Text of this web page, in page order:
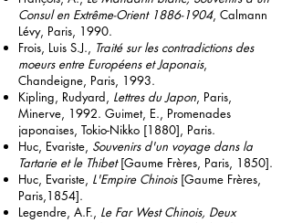
Consul en Extrême-Orient 1886-1904, Calmann
Lévy, Paris, 1990.
Frois, Luis S.J., Traité sur les contradictions des
moeurs entre Européens et Japonais,
Chandeigne, Paris, 1993.
Kipling, Rudyard, Lettres du Japon, Paris,
Minerve, 1992. Guimet, E., Promenades
japonaises, Tokio-Nikko [1880], Paris.
Huc, Evariste, Souvenirs d'un voyage dans la
Tartarie et le Thibet[Gaume Frères, Paris, 1850].
Huc, Evariste, L'Empire Chinois[Gaume Frères,
Paris,1854].
Legendre, A.F., Le Far West Chinois, Deux